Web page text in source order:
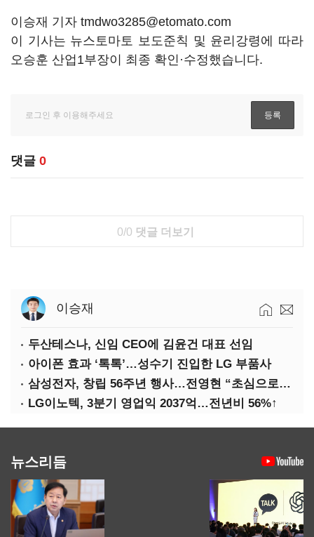
이승재 기자 tmdwo3285@etomato.com
이 기사는 뉴스토마토 보도준칙 및 윤리강령에 따라
오승훈 산업1부장이 최종 확인·수정했습니다.
댓글 0
0/0 댓글 더보기
이승재
두산테스나, 신임 CEO에 김윤건 대표 선임
아이폰 효과 ‘톡톡’…성수기 진입한 LG 부품사
삼성전자, 창립 56주년 행사…전영현 “초심으로 경쟁력 회복해야”
LG이노텍, 3분기 영업익 2037억…전년비 56%↑
뉴스리듬